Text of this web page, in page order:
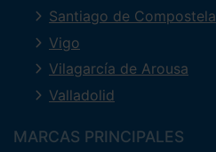
Santiago de Compostela
Vigo
Vilagarcía de Arousa
Valladolid
MARCAS PRINCIPALES